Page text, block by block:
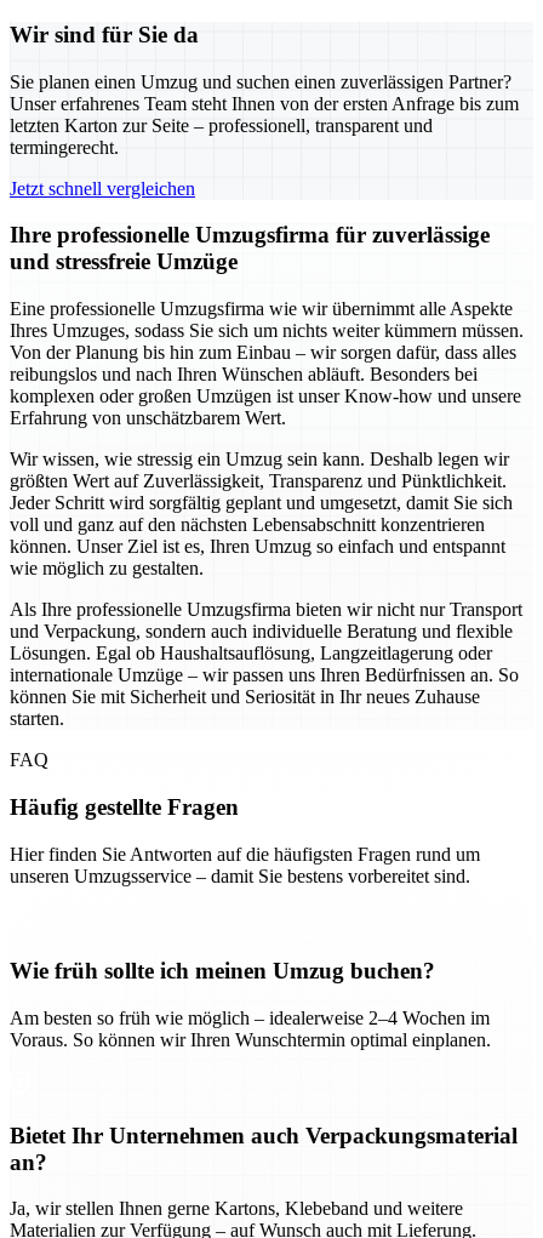
Wir sind für Sie da
Sie planen einen Umzug und suchen einen zuverlässigen Partner?
Unser erfahrenes Team steht Ihnen von der ersten Anfrage bis zum
letzten Karton zur Seite – professionell, transparent und
termingerecht.
Jetzt schnell vergleichen
Ihre professionelle Umzugsfirma für zuverlässige
und stressfreie Umzüge
Eine professionelle Umzugsfirma wie wir übernimmt alle Aspekte
Ihres Umzuges, sodass Sie sich um nichts weiter kümmern müssen.
Von der Planung bis hin zum Einbau – wir sorgen dafür, dass alles
reibungslos und nach Ihren Wünschen abläuft. Besonders bei
komplexen oder großen Umzügen ist unser Know-how und unsere
Erfahrung von unschätzbarem Wert.
Wir wissen, wie stressig ein Umzug sein kann. Deshalb legen wir
größten Wert auf Zuverlässigkeit, Transparenz und Pünktlichkeit.
Jeder Schritt wird sorgfältig geplant und umgesetzt, damit Sie sich
voll und ganz auf den nächsten Lebensabschnitt konzentrieren
können. Unser Ziel ist es, Ihren Umzug so einfach und entspannt
wie möglich zu gestalten.
Als Ihre professionelle Umzugsfirma bieten wir nicht nur Transport
und Verpackung, sondern auch individuelle Beratung und flexible
Lösungen. Egal ob Haushaltsauflösung, Langzeitlagerung oder
internationale Umzüge – wir passen uns Ihren Bedürfnissen an. So
können Sie mit Sicherheit und Seriosität in Ihr neues Zuhause
starten.
FAQ
Häufig gestellte Fragen
Hier finden Sie Antworten auf die häufigsten Fragen rund um
unseren Umzugsservice – damit Sie bestens vorbereitet sind.
Wie früh sollte ich meinen Umzug buchen?
Am besten so früh wie möglich – idealerweise 2–4 Wochen im
Voraus. So können wir Ihren Wunschtermin optimal einplanen.
Bietet Ihr Unternehmen auch Verpackungsmaterial
an?
Ja, wir stellen Ihnen gerne Kartons, Klebeband und weitere
Materialien zur Verfügung – auf Wunsch auch mit Lieferung.